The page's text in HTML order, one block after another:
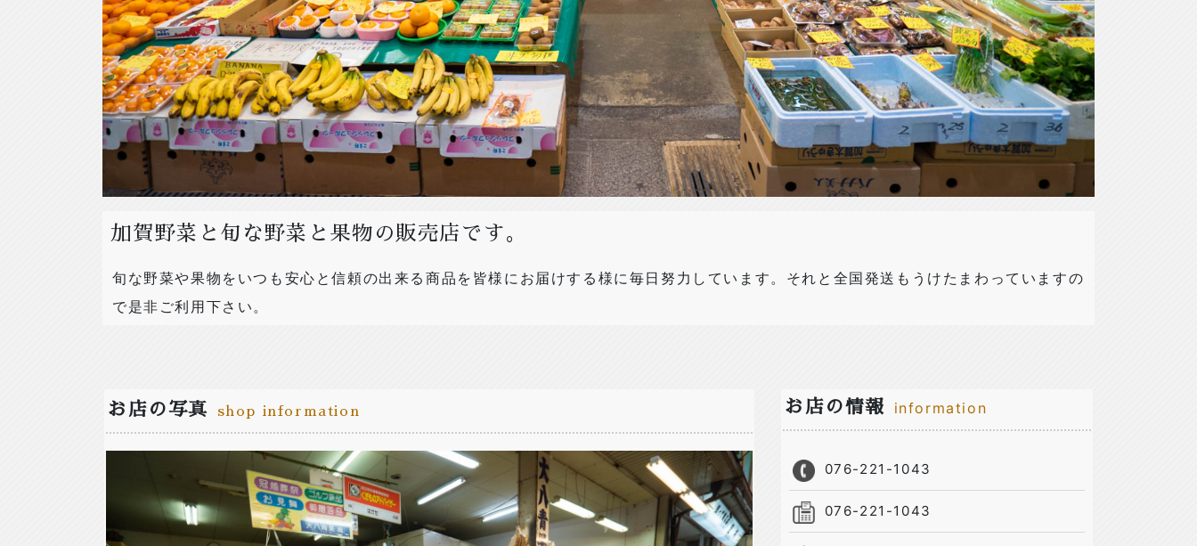
加賀野菜と旬な野菜と果物の販売店です。
旬な野菜や果物をいつも安心と信頼の出来る商品を皆様にお届けする様に毎日努力しています。それと全国発送もうけたまわっていますの
で是非ご利用下さい。
お店の写真 shop information お店の情報 information
076-221-1043
076-221-1043